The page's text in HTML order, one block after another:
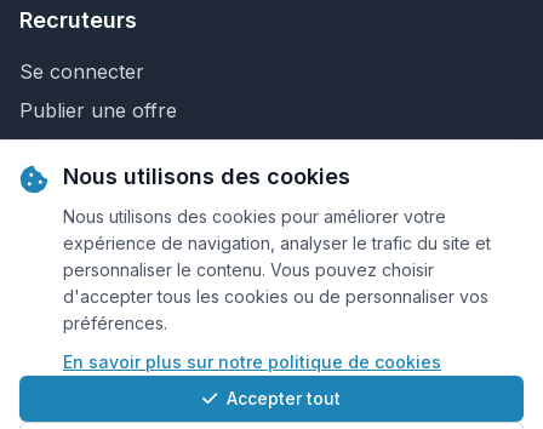
Recruteurs
Se connecter
Publier une offre
Nous contacter
© 2026 Keejob.com. Tous droits réservés.
Conditions et règlement
Cookies
Qui sommes-nous?
Nous utilisons des cookies
Nous utilisons des cookies pour améliorer votre
expérience de navigation, analyser le trafic du site et
personnaliser le contenu. Vous pouvez choisir
d'accepter tous les cookies ou de personnaliser vos
préférences.
En savoir plus sur notre politique de cookies
Accepter tout